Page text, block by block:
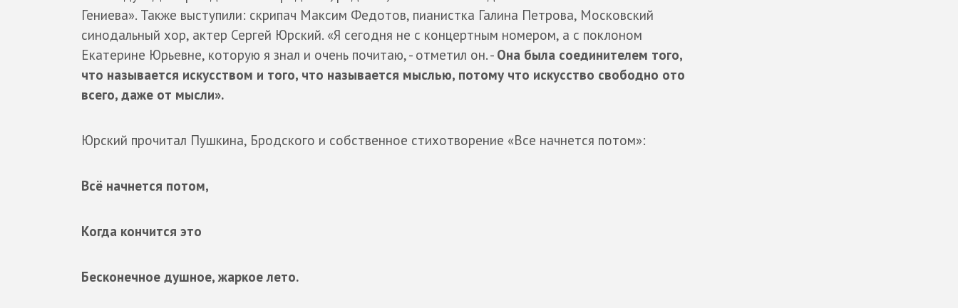
Гениева». Также выступили: скрипач Максим Федотов, пианистка Галина Петрова, Московский
синодальный хор, актер Сергей Юрский. «Я сегодня не с концертным номером, а с поклоном
Екатерине Юрьевне, которую я знал и очень почитаю, - отметил он. - Она была соединителем того,
что называется искусством и того, что называется мыслью, потому что искусство свободно ото
всего, даже от мысли».
Юрский прочитал Пушкина, Бродского и собственное стихотворение «Все начнется потом»:
Всё начнется потом,
Когда кончится это
Бесконечное душное, жаркое лето.